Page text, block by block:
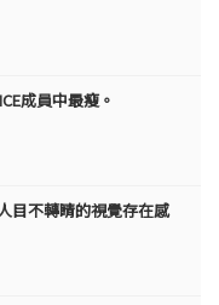
成員中最瘦。
目不轉睛的視覺存在感